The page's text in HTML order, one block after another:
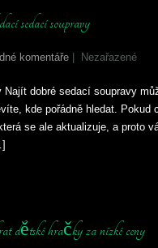
sedací soupravy
komentáře | Nezařazené
Najít dobré sedací soupravy
kde pořádně hledat. Pokud
se ale aktualizuje, a proto
hračky za nízké ceny